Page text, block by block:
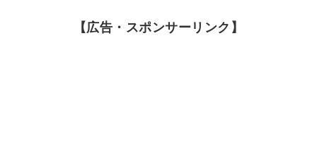
【広告・スポンサーリンク】